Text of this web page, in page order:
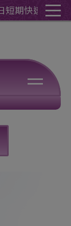
課程 -- 跑馬燈
團隊
教學